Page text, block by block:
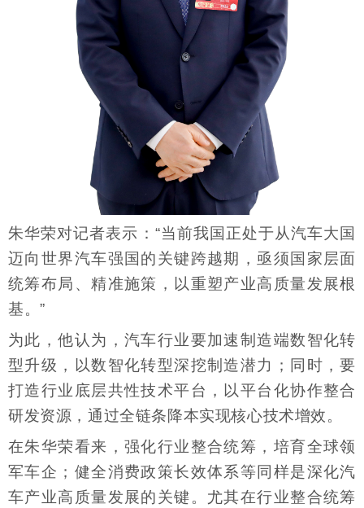
朱华荣对记者表示：“当前我国正处于从汽车大国
迈向世界汽车强国的关键跨越期，亟须国家层面
统筹布局、精准施策，以重塑产业高质量发展根
基。”
为此，他认为，汽车行业要加速制造端数智化转
型升级，以数智化转型深挖制造潜力；同时，要
打造行业底层共性技术平台，以平台化协作整合
研发资源，通过全链条降本实现核心技术增效。
在朱华荣看来，强化行业整合统筹，培育全球领
军车企；健全消费政策长效体系等同样是深化汽
车产业高质量发展的关键。尤其在行业整合统筹